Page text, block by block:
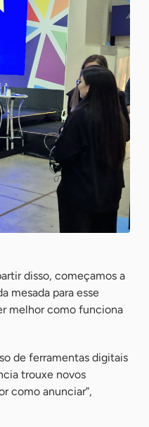
disso, começamos a
mesada para esse
melhor como funciona
de ferramentas digitais
trouxe novos
como anunciar”,